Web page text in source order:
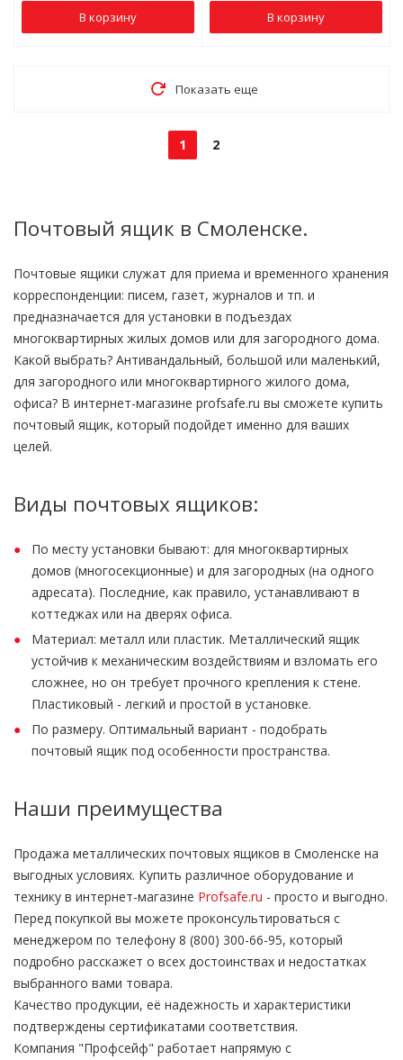
В корзину В корзину
Показать еще
1 2
Почтовый ящик в Смоленске.
Почтовые ящики служат для приема и временного хранения
корреспонденции: писем, газет, журналов и тп. и
предназначается для установки в подъездах
многоквартирных жилых домов или для загородного дома.
Какой выбрать? Антивандальный, большой или маленький,
для загородного или многоквартирного жилого дома,
офиса? В интернет-магазине profsafe.ru вы сможете купить
почтовый ящик, который подойдет именно для ваших
целей.
Виды почтовых ящиков:
По месту установки бывают: для многоквартирных
домов (многосекционные) и для загородных (на одного
адресата). Последние, как правило, устанавливают в
коттеджах или на дверях офиса.
Материал: металл или пластик. Металлический ящик
устойчив к механическим воздействиям и взломать его
сложнее, но он требует прочного крепления к стене.
Пластиковый - легкий и простой в установке.
По размеру. Оптимальный вариант - подобрать
почтовый ящик под особенности пространства.
Наши преимущества
Продажа металлических почтовых ящиков в Смоленске на
выгодных условиях. Купить различное оборудование и
технику в интернет-магазине Profsafe.ru - просто и выгодно.
Перед покупкой вы можете проконсультироваться с
менеджером по телефону 8 (800) 300-66-95, который
подробно расскажет о всех достоинствах и недостатках
выбранного вами товара.
Качество продукции, её надежность и характеристики
подтверждены сертификатами соответствия.
Компания "Профсейф" работает напрямую с